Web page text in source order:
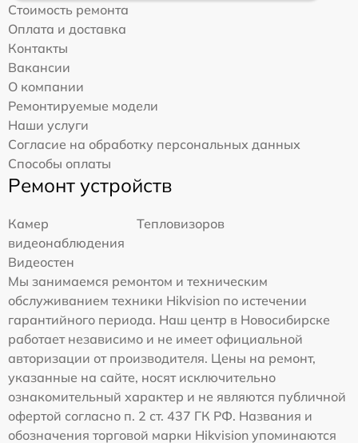
Стоимость ремонта
Оплата и доставка
Контакты
Вакансии
О компании
Ремонтируемые модели
Наши услуги
Согласие на обработку персональных данных
Способы оплаты
Ремонт устройств
Камер
видеонаблюдения
Тепловизоров
Видеостен
Мы занимаемся ремонтом и техническим
обслуживанием техники Hikvision по истечении
гарантийного периода. Наш центр в Новосибирске
работает независимо и не имеет официальной
авторизации от производителя. Цены на ремонт,
указанные на сайте, носят исключительно
ознакомительный характер и не являются публичной
офертой согласно п. 2 ст. 437 ГК РФ. Названия и
обозначения торговой марки Hikvision упоминаются